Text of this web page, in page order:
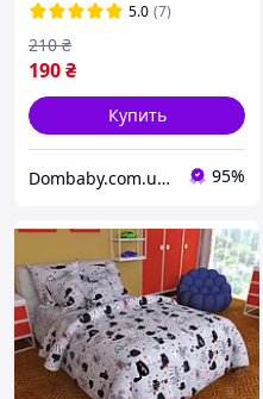
5.0 (7)
190₴
210 ₴
Купить
Dombaby.com.ua - интернет магазин детских товаров 95%